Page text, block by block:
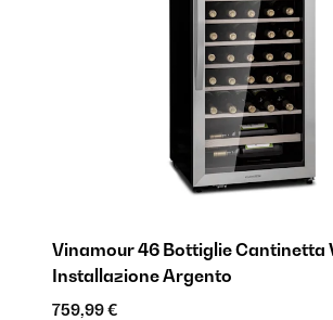
Vinamour 46 Bottiglie Cantinetta
Installazione​ Argento
759,99 €